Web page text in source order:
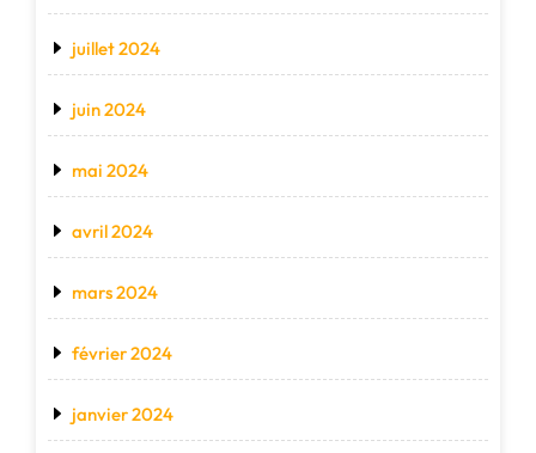
juillet 2024
juin 2024
mai 2024
avril 2024
mars 2024
février 2024
janvier 2024